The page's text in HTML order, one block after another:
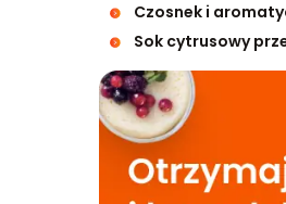
Czosnek i
Sok cytrusowy